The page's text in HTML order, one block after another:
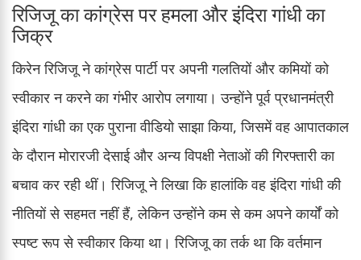
रिजिजू का कांग्रेस पर हमला और इंदिरा गांधी का
जिक्र
किरेन रिजिजू ने कांग्रेस पार्टी पर अपनी गलतियों और कमियों को
स्वीकार न करने का गंभीर आरोप लगाया। उन्होंने पूर्व प्रधानमंत्री
इंदिरा गांधी का एक पुराना वीडियो साझा किया, जिसमें वह आपातकाल
के दौरान मोरारजी देसाई और अन्य विपक्षी नेताओं की गिरफ्तारी का
बचाव कर रही थीं। रिजिजू ने लिखा कि हालांकि वह इंदिरा गांधी की
नीतियों से सहमत नहीं हैं, लेकिन उन्होंने कम से कम अपने कार्यों को
स्पष्ट रूप से स्वीकार किया था। रिजिजू का तर्क था कि वर्तमान